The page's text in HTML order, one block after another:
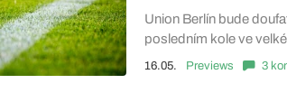
Union Berlín bude
posledním kole ve
16.05. Previews 3